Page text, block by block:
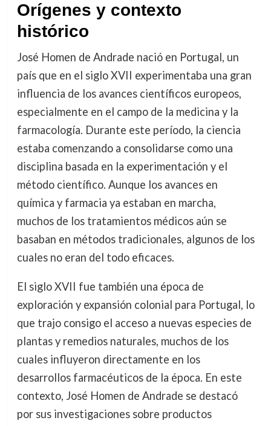
Orígenes y contexto
histórico
José Homen de Andrade nació en Portugal, un
país que en el siglo XVII experimentaba una gran
influencia de los avances científicos europeos,
especialmente en el campo de la medicina y la
farmacología. Durante este período, la ciencia
estaba comenzando a consolidarse como una
disciplina basada en la experimentación y el
método científico. Aunque los avances en
química y farmacia ya estaban en marcha,
muchos de los tratamientos médicos aún se
basaban en métodos tradicionales, algunos de los
cuales no eran del todo eficaces.
El siglo XVII fue también una época de
exploración y expansión colonial para Portugal, lo
que trajo consigo el acceso a nuevas especies de
plantas y remedios naturales, muchos de los
cuales influyeron directamente en los
desarrollos farmacéuticos de la época. En este
contexto, José Homen de Andrade se destacó
por sus investigaciones sobre productos